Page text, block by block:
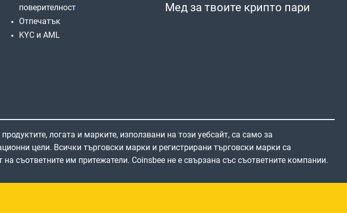
поверителност
Отпечатък
KYC и AML
Мед за твоите крипто пари
логата и марките, използвани на този уебсайт, са само за
цели. Всички търговски марки и регистрирани търговски марки са
на съответните им притежатели. Coinsbee не е свързана със съответните компании.